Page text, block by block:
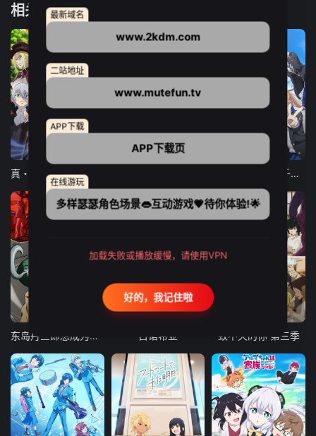
相关推荐
12集全
弹珠汽水瓶里的千岁同学
东岛丹三郎想成为假面骑士
更新至21集
古诺希亚 致不灭的你 第三季
最新域名
www.2kdm.com
二站地址
www.mutefun.tv
APP下载
APP下载页
在线游玩
多样瑟瑟角色场景👄互动游戏💗待你体验!🌟
加载失败或播放缓慢，请使用VPN
好的，我记住啦